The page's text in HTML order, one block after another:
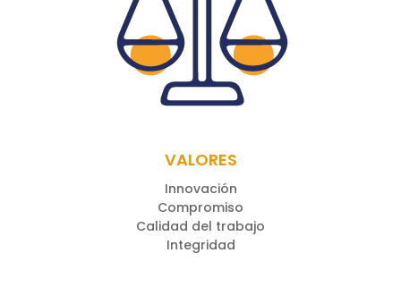
VALORES
Innovación
Compromiso
Calidad del trabajo
Integridad